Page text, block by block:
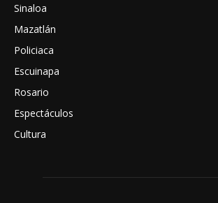
Sinaloa
Mazatlán
Policiaca
Escuinapa
Rosario
Espectáculos
Cultura